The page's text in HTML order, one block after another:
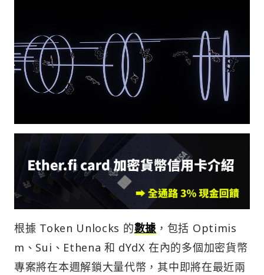
根據 Token Unlocks 的數據 ，包括 Optimis
m、Sui、Ethena 和 dYdX 在內的多個加密貨幣
專案將在本週解鎖大量代幣，其中即將在最近兩